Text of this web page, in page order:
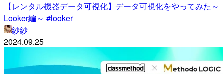
【レンタル機器データ可視化】データ可視化をやってみた～
Looker編～ #looker
紗紗
2024.09.25